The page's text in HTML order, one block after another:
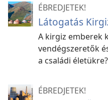
ÉBREDJETEK!
Látogatás
A kirgiz emberek
vendégszeretők
a családi életükre?
ÉBREDJETEK!